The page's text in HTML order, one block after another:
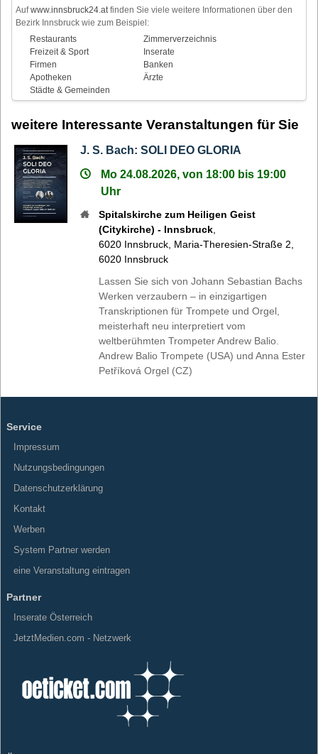
Aufwww.innsbruck24.atfinden Sie viele weitere Informationen über den
Bezirk Innsbruck wie zum Beispiel:
Restaurants
Zimmerverzeichnis
Freizeit & Sport
Inserate
Firmen
Banken
Apotheken
Ärzte
Städte & Gemeinden
weitere Interessante Veranstaltungen für Sie
J. S. Bach: SOLI DEO GLORIA
Mo 24.08.2026, von 18:00 bis 19:00
Uhr
Spitalskirche zum Heiligen Geist
(Citykirche) - Innsbruck
6020 Innsbruck Maria-Theresien-Straße 2,
6020 Innsbruck
Lassen Sie sich von Johann Sebastian Bachs
Werken verzaubern – in einzigartigen
Transkriptionen für Trompete und Orgel,
meisterhaft neu interpretiert vom
weltberühmten Trompeter Andrew Balio.
Andrew Balio Trompete (USA) und Anna Ester
Petříková Orgel (CZ)
Service
Impressum
Nutzungsbedingungen
Datenschutzerklärung
Kontakt
Werben
System Partner werden
eine Veranstaltung eintragen
Partner
Inserate Österreich
JetztMedien.com - Netzwerk